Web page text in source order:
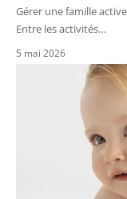
Gérer une famille
Entre les activités…
5 mai 2026